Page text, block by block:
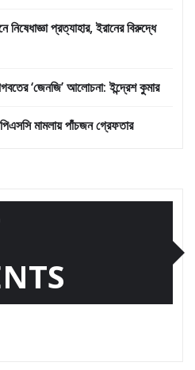
নিষেধাজ্ঞা প্রত্যাহার, ইরানের বিরুদ্ধে
‘জেনজি’ আলোচনা: ইন্দ্রেশ কুমার
মামলায় পাঁচজন গ্রেফতার